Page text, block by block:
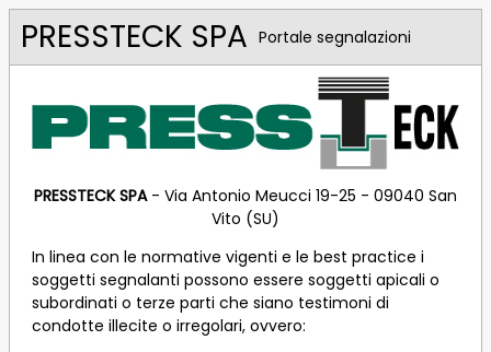
PRESSTECK SPA Portale segnalazioni
PRESSTECK SPA - Via Antonio Meucci 19-25 - 09040 San
Vito (SU)
In linea con le normative vigenti e le best practice i
soggetti segnalanti possono essere soggetti apicali o
subordinati o terze parti che siano testimoni di
condotte illecite o irregolari, ovvero: